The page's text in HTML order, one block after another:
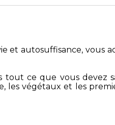
et autosuffisance, vous
ce que vous devez
les végétaux et les